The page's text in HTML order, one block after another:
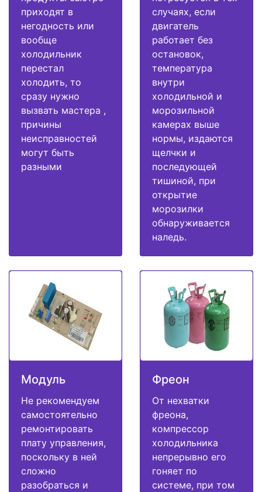
приходят в
негодность или
вообще
холодильник
перестал
холодить, то
сразу нужно
вызвать мастера ,
причины
неисправностей
могут быть
разными
случаях, если
двигатель
работает без
остановок,
температура
внутри
холодильной и
морозильной
камерах выше
нормы, издаются
щелчки и
последующей
тишиной, при
открытие
морозилки
обнаруживается
наледь.
Модуль
Не рекомендуем
самостоятельно
ремонтировать
плату управления,
поскольку в ней
сложно
разобраться и
Фреон
От нехватки
фреона,
компрессор
холодильника
непрерывно его
гоняет по
системе, при том